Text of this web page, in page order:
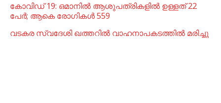
കോവിഡ് 19: ഒമാനിൽ ആശുപത്രികളിൽ ഉള്ളത് 22
പേര്‍; ആകെ രോഗികൾ 559
വടകര സ്വദേശി ഖത്തറിൽ വാഹനാപകടത്തിൽ മരിച്ചു